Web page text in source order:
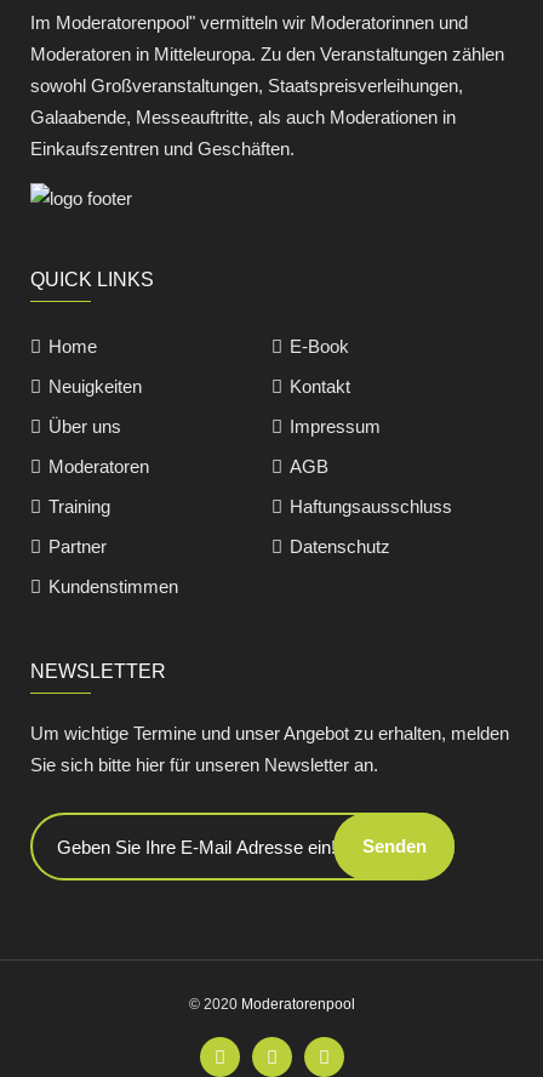
Im Moderatorenpool" vermitteln wir Moderatorinnen und
Moderatoren in Mitteleuropa. Zu den Veranstaltungen zählen
sowohl Großveranstaltungen, Staatspreisverleihungen,
Galaabende, Messeauftritte, als auch Moderationen in
Einkaufszentren und Geschäften.
QUICK LINKS
Home
E-Book
Neuigkeiten
Kontakt
Über uns
Impressum
Moderatoren
AGB
Training
Haftungsausschluss
Partner
Datenschutz
Kundenstimmen
NEWSLETTER
Um wichtige Termine und unser Angebot zu erhalten, melden
Sie sich bitte hier für unseren Newsletter an.
Senden
© 2020 Moderatorenpool